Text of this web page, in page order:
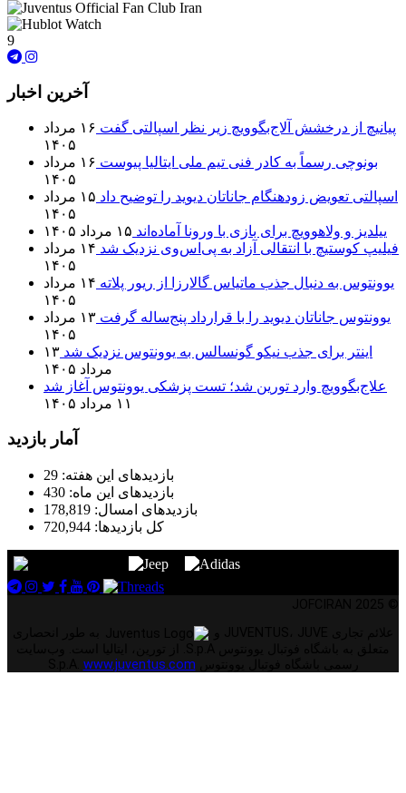
9
آخرین اخبار
پیانیچ از درخشش آلاج‌بگوویچ زیر نظر اسپالتی گفت
۱۶ مرداد
۱۴۰۵
بونوچی رسماً به کادر فنی تیم ملی ایتالیا پیوست
۱۶ مرداد
۱۴۰۵
اسپالتی تعویض زودهنگام جاناتان دیوید را توضیح داد
۱۵ مرداد
۱۴۰۵
ییلدیز و ولاهوویچ برای بازی با ورونا آماده‌اند ۱۵ مرداد ۱۴۰۵
فیلیپ کوستیچ با انتقالی آزاد به پی‌اس‌وی نزدیک شد
۱۴ مرداد
۱۴۰۵
یوونتوس به دنبال جذب ماتیاس گالارزا از ریور پلاته
۱۴ مرداد
۱۴۰۵
یوونتوس جاناتان دیوید را با قرارداد پنج‌ساله گرفت
۱۳ مرداد
۱۴۰۵
اینتر برای جذب نیکو گونسالس به یوونتوس نزدیک شد ۱۳
مرداد ۱۴۰۵
علاج‌بگوویچ وارد تورین شد؛ تست پزشکی یوونتوس آغاز شد
۱۱ مرداد ۱۴۰۵
آمار بازدید
بازدیدهای این هفته: 29
بازدیدهای این ماه: 430
بازدیدهای امسال: 178,819
کل بازدیدها: 720,944
www.juventus.com